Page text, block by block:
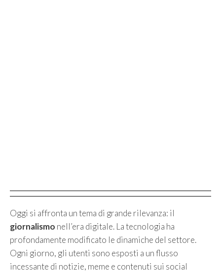
Oggi si affronta un tema di grande rilevanza: il
giornalismo nell’era digitale. La tecnologia ha
profondamente modificato le dinamiche del settore.
Ogni giorno, gli utenti sono esposti a un flusso
incessante di notizie, meme e contenuti sui social